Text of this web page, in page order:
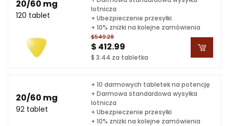
20/60 mg
120 tablet
$549.28
$ 412.99
$ 3.44 za tabletka
lotnicza
+ Ubezpieczenie przesyłki
+ 10% zniżki na kolejne zamówienia
20/60 mg
92 tablet
+ 10 darmowych tabletek na potencję
+ Darmowa standardowa wysyłka
lotnicza
+ Ubezpieczenie przesyłki
+ 10% zniżki na kolejne zamówienia